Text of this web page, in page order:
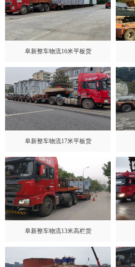
阜新整车物流16米平板货
阜新整车物流17米平板货
阜新整车物流13米高栏货